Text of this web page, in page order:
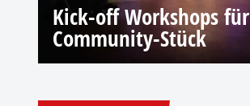
Kick-off Workshops für
Community-Stück